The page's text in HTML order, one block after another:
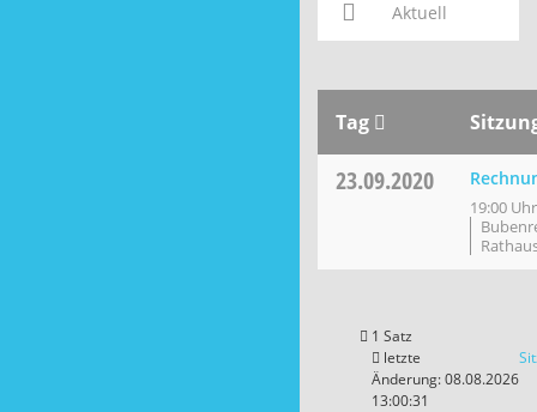
Aktuell
Tag
23.09.2020
19:00 Uhr
1 Satz
letzte
Änderung: 08.08.2026
13:00:31